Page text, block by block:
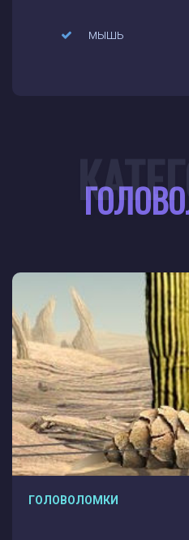
мышь
ГОЛОВОЛОМКИ